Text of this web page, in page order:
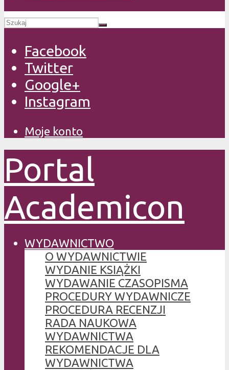
Facebook
Twitter
Google+
Instagram
Moje konto
Portal
Academicon
WYDAWNICTWO
O WYDAWNICTWIE
WYDANIE KSIĄŻKI
WYDAWANIE CZASOPISMA
PROCEDURY WYDAWNICZE
PROCEDURA RECENZJI
RADA NAUKOWA
WYDAWNICTWA
REKOMENDACJE DLA
WYDAWNICTWA